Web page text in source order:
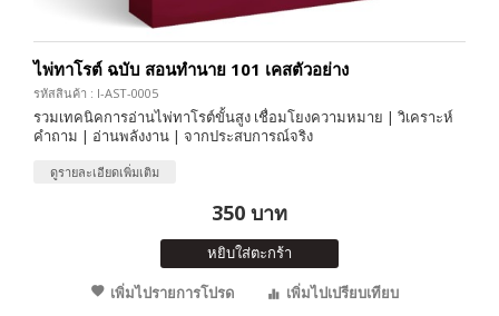
ไพ่ทาโรต์ ฉบับ สอนทำนาย 101 เคสตัวอย่าง
รหัสสินค้า : I-AST-0005
รวมเทคนิคการอ่านไพ่ทาโรต์ขั้นสูง เชื่อมโยงความหมาย | วิเคราะห์
คำถาม | อ่านพลังงาน | จากประสบการณ์จริง
ดูรายละเอียดเพิ่มเติม
350 บาท
หยิบใส่ตะกร้า
เพิ่มไปรายการโปรด
เพิ่มไปเปรียบเทียบ